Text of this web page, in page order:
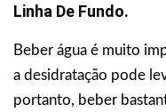
Linha De Fundo.
Beber água é muito
a desidratação pode
portanto, beber